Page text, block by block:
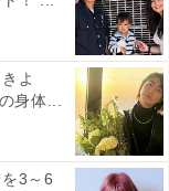
よ
身体...
3～6